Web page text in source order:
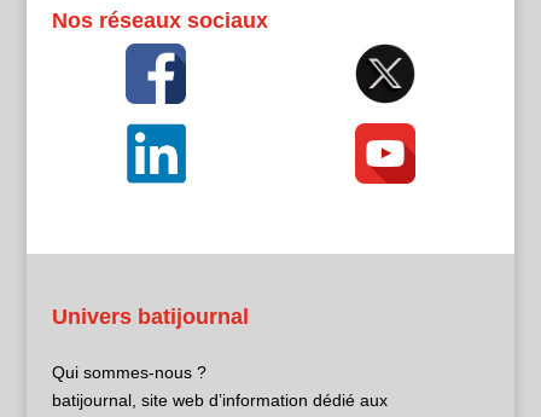
Nos réseaux sociaux
Univers batijournal
Qui sommes-nous ?
batijournal, site web d’information dédié aux